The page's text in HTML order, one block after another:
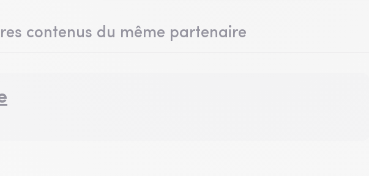
contenus du même partenaire